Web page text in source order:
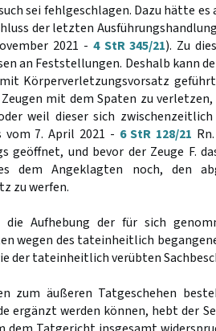
sei fehlgeschlagen. Dazu hätte
der letzten
2021 - 4 StR 345/21). Zu
an Feststellungen. Deshalb kann
Körperverletzungsvorsatz
mit dem Spaten zu
weil dieser sich
vom 7. April 2021 - 6 StR 128/21
geöffnet, und bevor der Zeuge F.
dem Angeklagten noch, den
zu werfen.
Aufhebung der für sich
wegen des tateinheitlich
der tateinheitlich verübten
zum äußeren Tatgeschehen
ergänzt werden können, hebt der